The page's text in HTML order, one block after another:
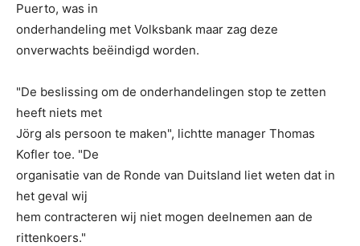
Puerto, was in
onderhandeling met Volksbank maar zag deze
onverwachts beëindigd worden.
"De beslissing om de onderhandelingen stop te zetten
heeft niets met
Jörg als persoon te maken", lichtte manager Thomas
Kofler toe. "De
organisatie van de Ronde van Duitsland liet weten dat in
het geval wij
hem contracteren wij niet mogen deelnemen aan de
rittenkoers."